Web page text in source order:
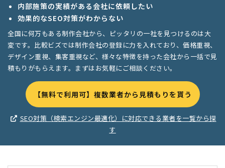
内部施策の実績がある会社に依頼したい
効果的なSEO対策がわからない
全国に何万もある制作会社から、ピッタリの一社を見つけるのは大
変です。比較ビズでは制作会社の登録に力を入れており、価格重視、
デザイン重視、集客重視など、様々な特徴を持った会社から一括で見
積もりがもらえます。まずはお気軽にご相談ください。
【無料で利用可】複数業者から見積もりを貰う
SEO対策（検索エンジン最適化）に対応できる業者を一覧から探
す